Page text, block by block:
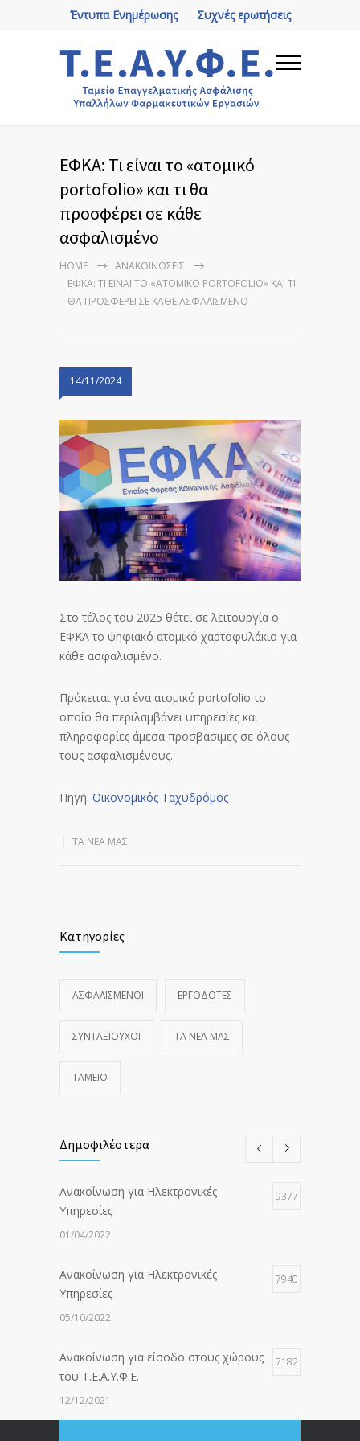
Συχνές ερωτήσεις
Έντυπα Ενημέρωσης
ΕΦΚΑ: Τι είναι το «ατομικό
portofolio» και τι θα
προσφέρει σε κάθε
ασφαλισμένο
HOME
ΑΝΑΚΟΙΝΏΣΕΙΣ
ΕΦΚΑ: ΤΙ ΕΊΝΑΙ ΤΟ «ΑΤΟΜΙΚΌ PORTOFOLIO» ΚΑΙ ΤΙ
ΘΑ ΠΡΟΣΦΈΡΕΙ ΣΕ ΚΆΘΕ ΑΣΦΑΛΙΣΜΈΝΟ
14/11/2024
Στο τέλος του 2025 θέτει σε λειτουργία ο
ΕΦΚΑ το ψηφιακό ατομικό χαρτοφυλάκιο για
κάθε ασφαλισμένο.
Πρόκειται για ένα ατομικό portofolio το
οποίο θα περιλαμβάνει υπηρεσίες και
πληροφορίες άμεσα προσβάσιμες σε όλους
τους ασφαλισμένους.
Πηγή: Οικονομικός Ταχυδρόμος
ΤΑ ΝΈΑ ΜΑΣ
Κατηγορίες
ΑΣΦΑΛΙΣΜΕΝΟΙ ΕΡΓΟΔΟΤΕΣ
ΣΥΝΤΑΞΙΟΥΧΟΙ ΤΑ ΝΈΑ ΜΑΣ
ΤΑΜΕΙΟ
Δημοφιλέστερα
Ανακοίνωση για Ηλεκτρονικές
Υπηρεσίες
9377
01/04/2022
Ανακοίνωση για Ηλεκτρονικές
Υπηρεσίες
7940
05/10/2022
Ανακοίνωση για είσοδο στους χώρους
του Τ.Ε.Α.Υ.Φ.Ε.
7182
12/12/2021